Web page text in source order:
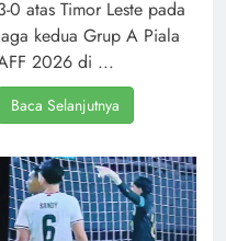
0 atas Timor Leste pada
kedua Grup A Piala
2026 di ...
Baca Selanjutnya